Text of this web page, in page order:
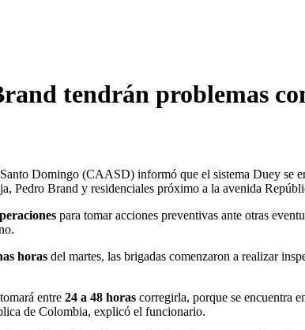
tendrán problemas
Domingo (CAASD) informó que el sistema Duey se
Pedro Brand y residenciales próximo a la avenida
para tomar acciones preventivas ante otras
horas del martes, las brigadas comenzaron a realizar
entre 24 a 48 horas corregirla, porque se encuentra
de Colombia, explicó el funcionario.